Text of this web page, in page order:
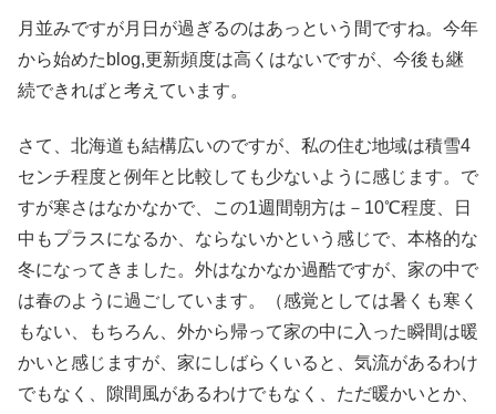
月並みですが月日が過ぎるのはあっという間ですね。今年
から始めたblog,更新頻度は高くはないですが、今後も継
続できればと考えています。
さて、北海道も結構広いのですが、私の住む地域は積雪4
センチ程度と例年と比較しても少ないように感じます。で
すが寒さはなかなかで、この1週間朝方は－10℃程度、日
中もプラスになるか、ならないかという感じで、本格的な
冬になってきました。外はなかなか過酷ですが、家の中で
は春のように過ごしています。（感覚としては暑くも寒く
もない、もちろん、外から帰って家の中に入った瞬間は暖
かいと感じますが、家にしばらくいると、気流があるわけ
でもなく、隙間風があるわけでもなく、ただ暖かいとか、